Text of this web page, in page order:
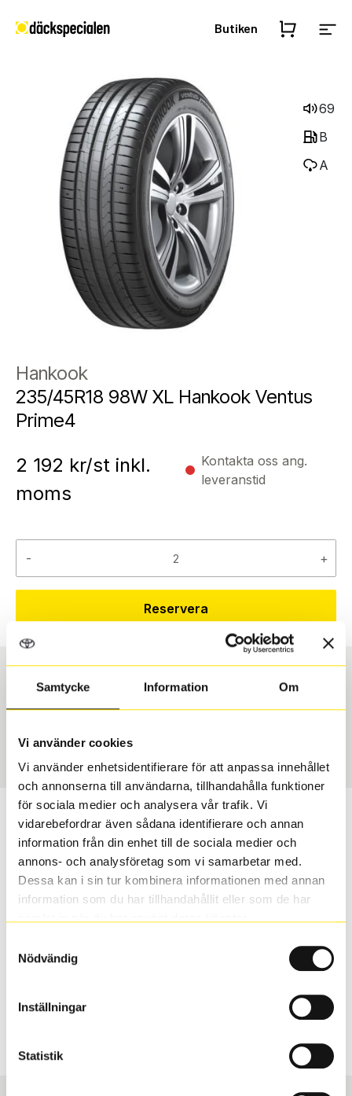
Samtycke Information Om
Vi använder cookies
Vi använder enhetsidentifierare för att anpassa innehållet
och annonserna till användarna, tillhandahålla funktioner
för sociala medier och analysera vår trafik. Vi
vidarebefordrar även sådana identifierare och annan
information från din enhet till de sociala medier och
annons- och analysföretag som vi samarbetar med.
Dessa kan i sin tur kombinera informationen med annan
information som du har tillhandahållit eller som de har
Nödvändig
Inställningar
Statistik
Butiken
69
B
A
Hankook
235/45R18 98W XL Hankook Ventus
Prime4
2 192 kr/st inkl.
moms
Kontakta oss ang.
leveranstid
- +
Reservera
Däcktyp
Sommar
Däckstorlek
235/45 R 18 98W
3652
Passar detta däck min bil?
Ange registreringsnummer för att se om det däck du
valt passar din bilmodell. Om du köper däck som skall
sättas på dina befintliga fälgar, se till att kolla en extra
inte vara samma dimension som bilen hade ut från